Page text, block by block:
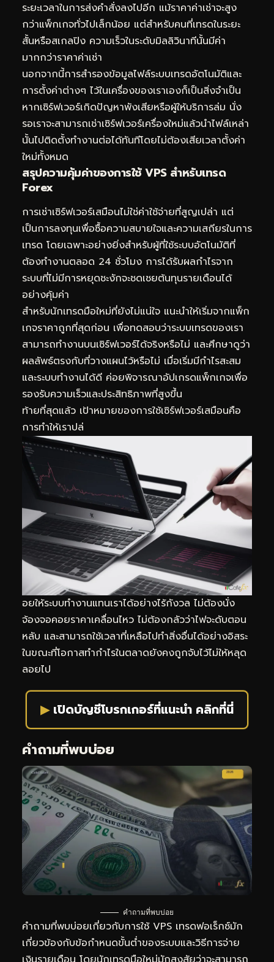
ระยะเวลาในการส่งคำสั่งลงไปอีก แม้ราคาค่าเช่าจะสูง
กว่าแพ็กเกจทั่วไปเล็กน้อย แต่สำหรับคนที่เทรดในระยะ
สั้นหรือสเกลปิง ความเร็วในระดับมิลลิวินาทีนั้นมีค่า
มากกว่าราคาค่าเช่า
นอกจากนี้การสำรองข้อมูลไฟล์ระบบเทรดอัตโนมัติและ
การตั้งค่าต่างๆ ไว้ในเครื่องของเราเองก็เป็นสิ่งจำเป็น
หากเซิร์ฟเวอร์เกิดปัญหาพังเสียหรือผู้ให้บริการล่ม นั่ง
รอเราจะสามารถเช่าเซิร์ฟเวอร์เครื่องใหม่แล้วนำไฟล์เหล่า
นั้นไปติดตั้งทำงานต่อได้ทันทีโดยไม่ต้องเสียเวลาตั้งค่า
ใหม่ทั้งหมด
สรุปความคุ้มค่าของการใช้ VPS สำหรับเทรด
Forex
การเช่าเซิร์ฟเวอร์เสมือนไม่ใช่ค่าใช้จ่ายที่สูญเปล่า แต่
เป็นการลงทุนเพื่อซื้อความสบายใจและความเสถียรในการ
เทรด โดยเฉพาะอย่างยิ่งสำหรับผู้ที่ใช้ระบบอัตโนมัติที่
ต้องทำงานตลอด 24 ชั่วโมง การได้รับผลกำไรจาก
ระบบที่ไม่มีการหยุดชะงักจะชดเชยต้นทุนรายเดือนได้
อย่างคุ้มค่า
สำหรับนักเทรดมือใหม่ที่ยังไม่แน่ใจ แนะนำให้เริ่มจากแพ็ก
เกจราคาถูกที่สุดก่อน เพื่อทดสอบว่าระบบเทรดของเรา
สามารถทำงานบนเซิร์ฟเวอร์ได้จริงหรือไม่ และศึกษาดูว่า
ผลลัพธ์ตรงกับที่วางแผนไว้หรือไม่ เมื่อเริ่มมีกำไรสะสม
และระบบทำงานได้ดี ค่อยพิจารณาอัปเกรดแพ็กเกจเพื่อ
รองรับความเร็วและประสิทธิภาพที่สูงขึ้น
ท้ายที่สุดแล้ว เป้าหมายของการใช้เซิร์ฟเวอร์เสมือนคือ
การทำให้เราปล่
อยให้ระบบทำงานแทนเราได้อย่างไร้กังวล ไม่ต้องนั่ง
จ้องจอคอยราคาเคลื่อนไหว ไม่ต้องกลัวว่าไฟจะดับตอน
หลับ และสามารถใช้เวลาที่เหลือไปทำสิ่งอื่นได้อย่างอิสระ
ในขณะที่โอกาสทำกำไรในตลาดยังคงถูกจับไว้ไม่ให้หลุด
ลอยไป
▶เปิดบัญชีโบรกเกอร์ที่แนะนำ คลิกที่นี่
คำถามที่พบบ่อย
คำถามที่พบบ่อย
คำถามที่พบบ่อยเกี่ยวกับการใช้ VPS เทรดฟอเร็กซ์มัก
เกี่ยวข้องกับข้อกำหนดขั้นต่ำของระบบและวิธีการจ่าย